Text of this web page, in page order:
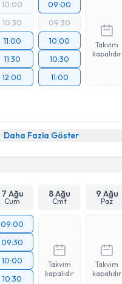
10:00
10:30
11:00
11:30
12:00
09:00
09:30
10:00
10:30
11:00
Takvim
kapalıdır
Daha Fazla Göster
7 Ağu
Cum
8 Ağu
Cmt
9 Ağu
Paz
09:00
09:30
10:00
10:30
Takvim
kapalıdır
Takvim
kapalıdır